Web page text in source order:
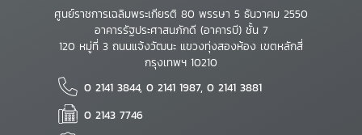
ศูนย์ราชการเฉลิมพระเกียรติ 80 พรรษา 5 ธันวาคม 2550
อาคารรัฐประศาสนภักดี (อาคารบี) ชั้น 7
120 หมู่ที่ 3 ถนนแจ้งวัฒนะ แขวงทุ่งสองห้อง เขตหลักสี่
กรุงเทพฯ 10210
0 2141 3844, 0 2141 1987, 0 2141 3881
0 2143 7746